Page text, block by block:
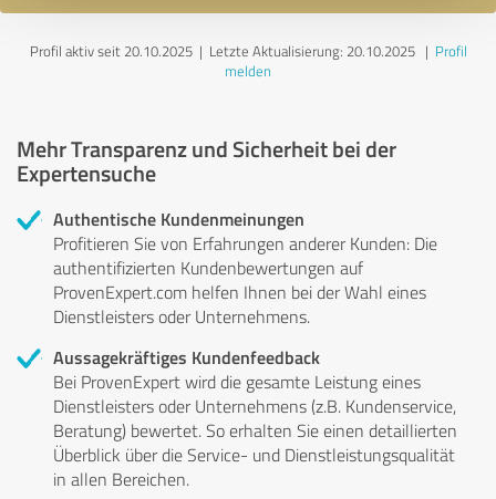
Profil aktiv seit 20.10.2025 | Letzte Aktualisierung: 20.10.2025| Profil
melden
Mehr Transparenz und Sicherheit bei der
Expertensuche
Authentische Kundenmeinungen
Profitieren Sie von Erfahrungen anderer Kunden: Die
authentifizierten Kundenbewertungen auf
ProvenExpert.com helfen Ihnen bei der Wahl eines
Dienstleisters oder Unternehmens.
Aussagekräftiges Kundenfeedback
Bei ProvenExpert wird die gesamte Leistung eines
Dienstleisters oder Unternehmens (z.B. Kundenservice,
Beratung) bewertet. So erhalten Sie einen detaillierten
Überblick über die Service- und Dienstleistungsqualität
in allen Bereichen.